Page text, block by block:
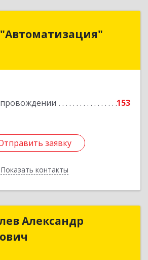
153
заявку
Показать контакты
Еврейская Аобл, Биробиджан г,
заявку
Назад
АлександрАлександр